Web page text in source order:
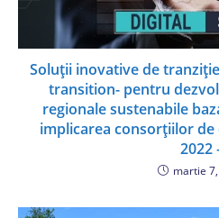
Soluții inovative de
transition- pentru
regionale sustenabile
implicarea consorțiilor de
2022
martie